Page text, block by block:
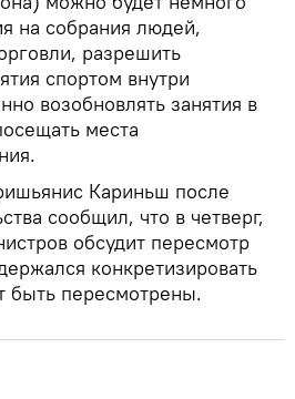
на собрания людей,
разрешить
спортом внутри
возобновлять занятия в
места
Кариньш после
сообщил, что в четверг,
обсудит пересмотр
конкретизировать
быть пересмотрены.